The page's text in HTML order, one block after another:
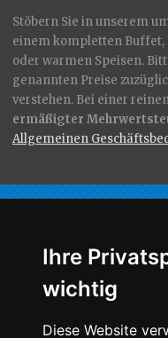
Ihre
wichtig
Diese Website
Stöbern Sie in unserem
einem kompletten
oder warmen Speisen.
genannten Preise
verstehen. Bei einer
ermäßigter
Allgemeinen
Für Sie nur
Qualität, Geschmack,